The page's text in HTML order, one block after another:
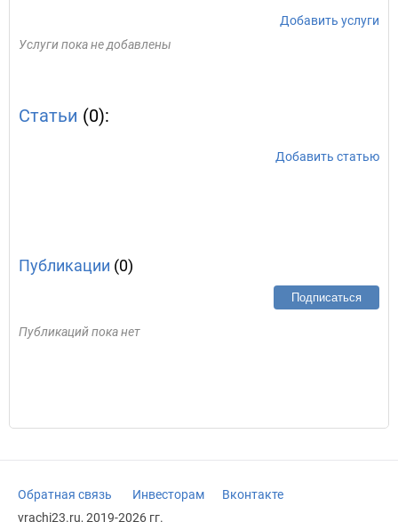
Добавить услуги
Услуги пока не добавлены
Статьи (0):
Добавить статью
Публикации (0)
Подписаться
Публикаций пока нет
Обратная связь Инвесторам
Вконтакте
vrachi23.ru, 2019-2026 гг.